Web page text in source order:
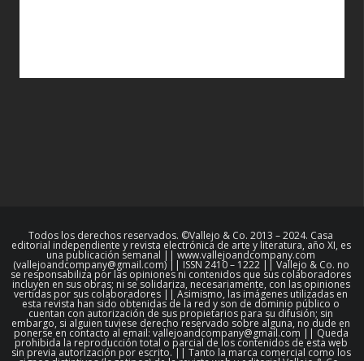
Todos los derechos reservados. ©Vallejo & Co. 2013 – 2024. Casa
editorial independiente y revista electrónica de arte y literatura, año XI, es
una publicación semanal || www.vallejoandcompany.com
(vallejoandcompany@gmail.com) || ISSN 2410 – 1222 || Vallejo & Co. no
se responsabiliza por las opiniones ni contenidos que sus colaboradores
incluyen en sus obras; ni se solidariza, necesariamente, con las opiniones
vertidas por sus colaboradores || Asimismo, las imágenes utilizadas en
esta revista han sido obtenidas de la red y son de dominio público o
cuentan con autorización de sus propietarios para su difusión; sin
embargo, si alguien tuviese derecho reservado sobre alguna, no dude en
ponerse en contacto al email: vallejoandcompany@gmail.com || Queda
prohibida la reproducción total o parcial de los contenidos de esta web
sin previa autorización por escrito. || Tanto la marca comercial como los